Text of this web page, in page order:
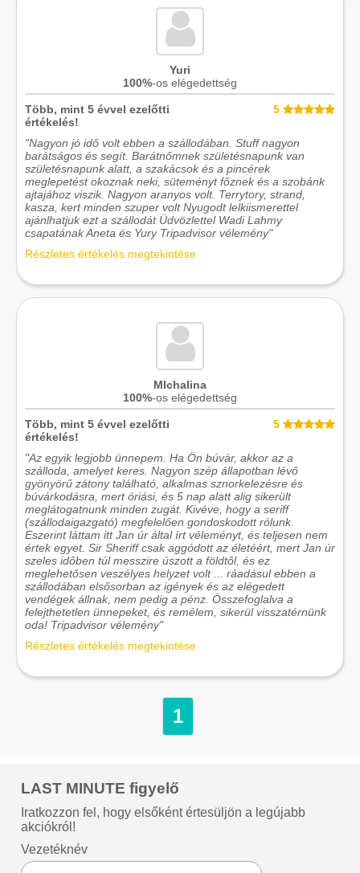
Yuri
100%-os elégedettség
Több, mint 5 évvel ezelőtti
értékelés!
5
"Nagyon jó idő volt ebben a szállodában. Stuff nagyon
barátságos és segít. Barátnőmnek születésnapunk van
születésnapunk alatt, a szakácsok és a pincérek
meglepetést okoznak neki, süteményt főznek és a szobánk
ajtajához viszik. Nagyon aranyos volt. Terrytory, strand,
kasza, kert minden szuper volt Nyugodt lelkiismerettel
ajánlhatjuk ezt a szállodát Üdvözlettel Wadi Lahmy
csapatának Aneta és Yury Tripadvisor vélemény"
Részletes értékelés megtekintése
MIchalina
100%-os elégedettség
Több, mint 5 évvel ezelőtti
értékelés!
5
"Az egyik legjobb ünnepem. Ha Ön búvár, akkor az a
szálloda, amelyet keres. Nagyon szép állapotban lévő
gyönyörű zátony található, alkalmas sznorkelezésre és
búvárkodásra, mert óriási, és 5 nap alatt alig sikerült
meglátogatnunk minden zugát. Kivéve, hogy a seriff
(szállodaigazgató) megfelelően gondoskodott rólunk.
Eszerint láttam itt Jan úr által írt véleményt, és teljesen nem
értek egyet. Sir Sheriff csak aggódott az életéért, mert Jan úr
szeles időben túl messzire úszott a földtől, és ez
meglehetősen veszélyes helyzet volt ... ráadásul ebben a
szállodában elsősorban az igények és az elégedett
vendégek állnak, nem pedig a pénz. Összefoglalva a
felejthetetlen ünnepeket, és remélem, sikerül visszatérnünk
oda! Tripadvisor vélemény"
Részletes értékelés megtekintése
1
LAST MINUTE figyelő
Iratkozzon fel, hogy elsőként értesüljön a legújabb
akciókról!
Vezetéknév